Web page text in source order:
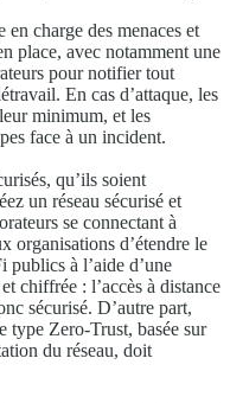
charge des menaces et
place, avec notamment une
pour notifier tout
En cas d’attaque, les
minimum, et les
face à un incident.
qu’ils soient
un réseau sécurisé et
se connectant à
organisations d’étendre le
publics à l’aide d’une
chiffrée : l’accès à distance
sécurisé. D’autre part,
type Zero-Trust, basée sur
du réseau, doit